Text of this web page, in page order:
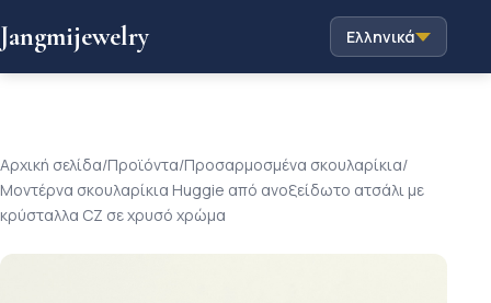
Jangmijewelry Ελληνικά
Αρχική σελίδα/Προϊόντα/Προσαρμοσμένα σκουλαρίκια/
Μοντέρνα σκουλαρίκια Huggie από ανοξείδωτο ατσάλι με
κρύσταλλα CZ σε χρυσό χρώμα